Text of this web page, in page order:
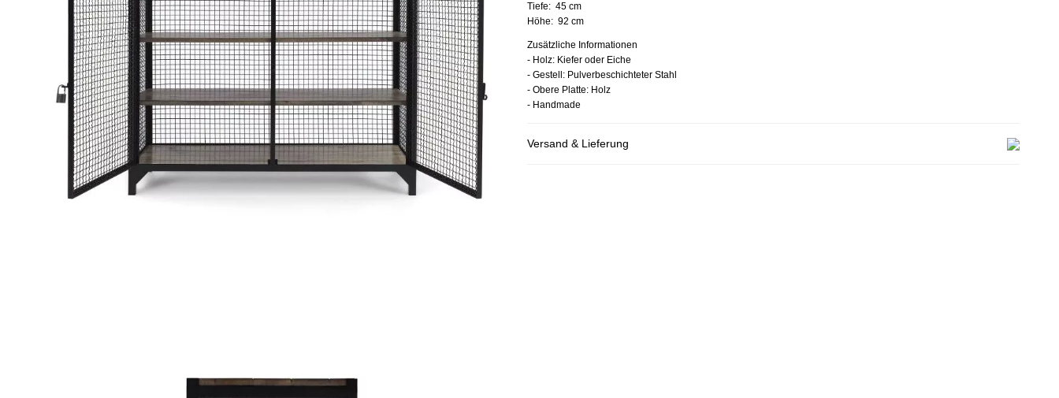
Tiefe: 45 cm
Höhe: 92 cm
Zusätzliche Informationen
- Holz: Kiefer oder Eiche
- Gestell: Pulverbeschichteter Stahl
- Obere Platte: Holz
- Handmade
Versand & Lieferung